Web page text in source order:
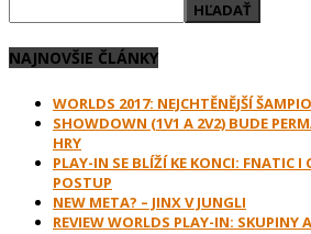
NAJNOVŠIE ČLÁNKY
WORLDS 2017: NEJCHTĚNĚJŠÍ
SHOWDOWN (1V1 A 2V2) BUDE
HRY
PLAY-IN SE BLÍŽÍ KE KONCI: FNATIC I
POSTUP
NEW META? – JINX V JUNGLI
REVIEW WORLDS PLAY-IN: SKUPINY